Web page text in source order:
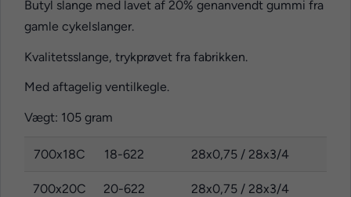
Butyl slange med lavet af 20% genanvendt gummi fra
gamle cykelslanger.
Kvalitetsslange, trykprøvet fra fabrikken.
Med aftagelig ventilkegle.
Vægt: 105 gram
700x18C 18-622 28x0,75 / 28x3/4
700x20C 20-622 28x0,75 / 28x3/4